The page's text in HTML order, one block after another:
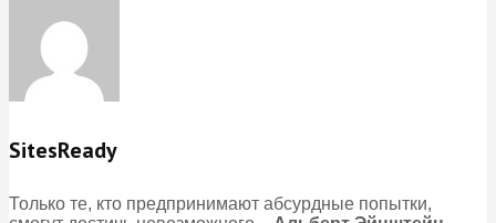
SitesReady
Только те, кто предпринимают абсурдные попытки,